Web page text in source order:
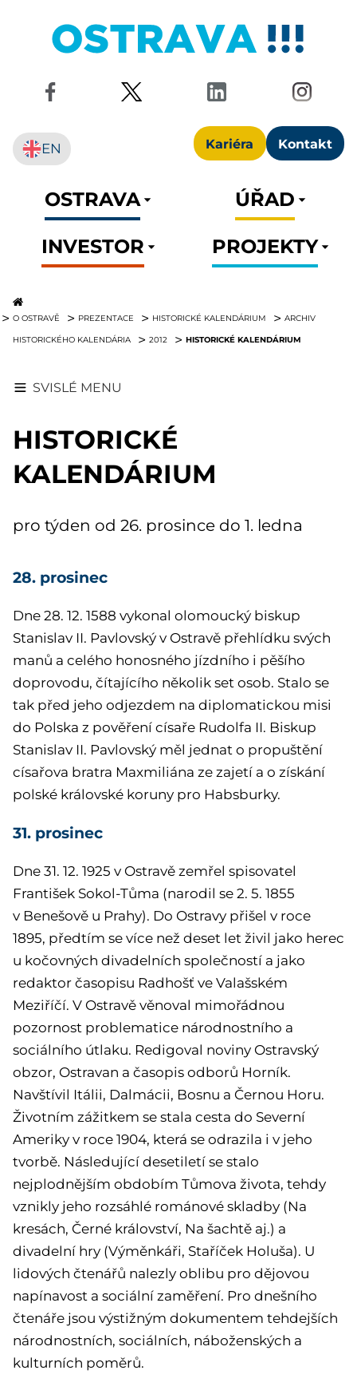
Kariéra Kontakt
EN
OSTRAVA
ÚŘAD
INVESTOR
PROJEKTY
O OSTRAVĚ PREZENTACE HISTORICKÉ KALENDÁRIUM ARCHIV
HISTORICKÉHO KALENDÁRIA 2012 HISTORICKÉ KALENDÁRIUM
SVISLÉ MENU
HISTORICKÉ
KALENDÁRIUM
pro týden od 26. prosince do 1. ledna
28. prosinec
Dne 28. 12. 1588 vykonal olomoucký biskup
Stanislav II. Pavlovský v Ostravě přehlídku svých
manů a celého honosného jízdního i pěšího
doprovodu, čítajícího několik set osob. Stalo se
tak před jeho odjezdem na diplomatickou misi
do Polska z pověření císaře Rudolfa II. Biskup
Stanislav II. Pavlovský měl jednat o propuštění
císařova bratra Maxmiliána ze zajetí a o získání
polské královské koruny pro Habsburky.
31. prosinec
Dne 31. 12. 1925 v Ostravě zemřel spisovatel
František Sokol-Tůma (narodil se 2. 5. 1855
v Benešově u Prahy). Do Ostravy přišel v roce
1895, předtím se více než deset let živil jako herec
u kočovných divadelních společností a jako
redaktor časopisu Radhošť ve Valašském
Meziříčí. V Ostravě věnoval mimořádnou
pozornost problematice národnostního a
sociálního útlaku. Redigoval noviny Ostravský
obzor, Ostravan a časopis odborů Horník.
Navštívil Itálii, Dalmácii, Bosnu a Černou Horu.
Životním zážitkem se stala cesta do Severní
Ameriky v roce 1904, která se odrazila i v jeho
tvorbě. Následující desetiletí se stalo
nejplodnějším obdobím Tůmova života, tehdy
vznikly jeho rozsáhlé románové skladby (Na
kresách, Černé království, Na šachtě aj.) a
divadelní hry (Výměnkáři, Staříček Holuša). U
lidových čtenářů nalezly oblibu pro dějovou
napínavost a sociální zaměření. Pro dnešního
čtenáře jsou výstižným dokumentem tehdejších
národnostních, sociálních, náboženských a
kulturních poměrů.